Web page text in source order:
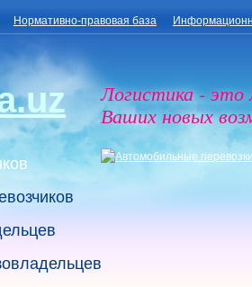
Нормативно-правовая база
Логистика - это
Ваших новых